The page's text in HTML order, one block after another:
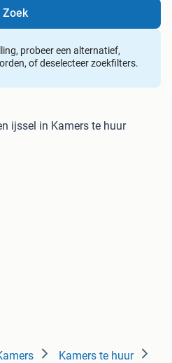
Zoek
probeer een alternatief,
of deselecteer zoekfilters.
ijssel in Kamers te huur
Kamers te huur